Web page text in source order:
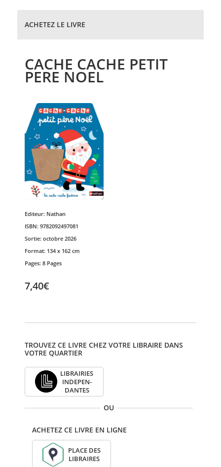
ACHETEZ LE LIVRE
CACHE CACHE PETIT
PERE NOEL
Editeur: Nathan
ISBN: 9782092497081
Sortie: octobre 2026
Format: 134 x 162 cm
Pages: 8 Pages
7,40€
TROUVEZ CE LIVRE CHEZ VOTRE LIBRAIRE DANS
VOTRE QUARTIER
LIBRAI­RIES
INDE­PEN­
DANTES
OU
ACHETEZ CE LIVRE EN LIGNE
PLACE DES
LIBRAIRES